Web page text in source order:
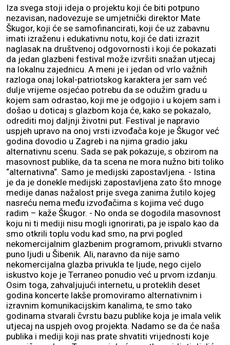
Iza svega stoji ideja o projektu koji će biti potpuno
nezavisan, nadovezuje se umjetnički direktor Mate
Škugor, koji će se samofinancirati, koji će uz zabavnu
imati izraženu i edukativnu notu, koji će dati izrazit
naglasak na društvenoj odgovornosti i koji će pokazati
da jedan glazbeni festival može izvršiti snažan utjecaj
na lokalnu zajednicu. A meni je i jedan od vrlo važnih
razloga onaj lokal-patriotskog karaktera jer sam već
dulje vrijeme osjećao potrebu da se odužim gradu u
kojem sam odrastao, koji me je odgojio i u kojem sam i
došao u doticaj s glazbom koja će, kako se pokazalo,
odrediti moj daljnji životni put. Festival je napravio
uspjeh upravo na onoj vrsti izvođača koje je Škugor već
godina dovodio u Zagreb i na njima gradio jaku
alternativnu scenu. Sada se pak pokazuje, s obzirom na
masovnost publike, da ta scena ne mora nužno biti toliko
“alternativna“. Samo je medijski zapostavljena. - Istina
je da je donekle medijski zapostavljena zato što mnoge
medije danas nažalost prije svega zanima žutilo kojeg
nasreću nema među izvođačima s kojima već dugo
radim – kaže Škugor. - No onda se dogodila masovnost
koju ni ti mediji nisu mogli ignorirati, pa je ispalo kao da
smo otkrili toplu vodu kad smo, na prvi pogled
nekomercijalnim glazbenim programom, privukli stvarno
puno ljudi u Šibenik. Ali, naravno da nije samo
nekomercijalna glazba privukla te ljude, nego cijelo
iskustvo koje je Terraneo ponudio već u prvom izdanju.
Osim toga, zahvaljujući internetu, u proteklih deset
godina koncerte lakše promoviramo alternativnim i
izravnim komunikacijskim kanalima, te smo tako
godinama stvarali čvrstu bazu publike koja je imala velik
utjecaj na uspjeh ovog projekta. Nadamo se da će naša
publika i mediji koji nas prate shvatiti vrijednosti koje